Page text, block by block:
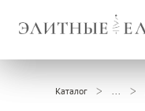
Каталог